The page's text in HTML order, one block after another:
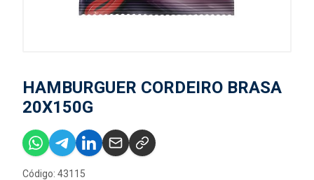
HAMBURGUER CORDEIRO BRASA
20X150G
Código: 43115